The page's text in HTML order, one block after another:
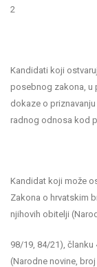
2
Kandidati koji
posebnog zakona, u
dokaze o
radnog odnosa kod
Kandidat koji može
Zakona o hrvatskim
njihovih obitelji
98/19, 84/21), članku
(Narodne novine,